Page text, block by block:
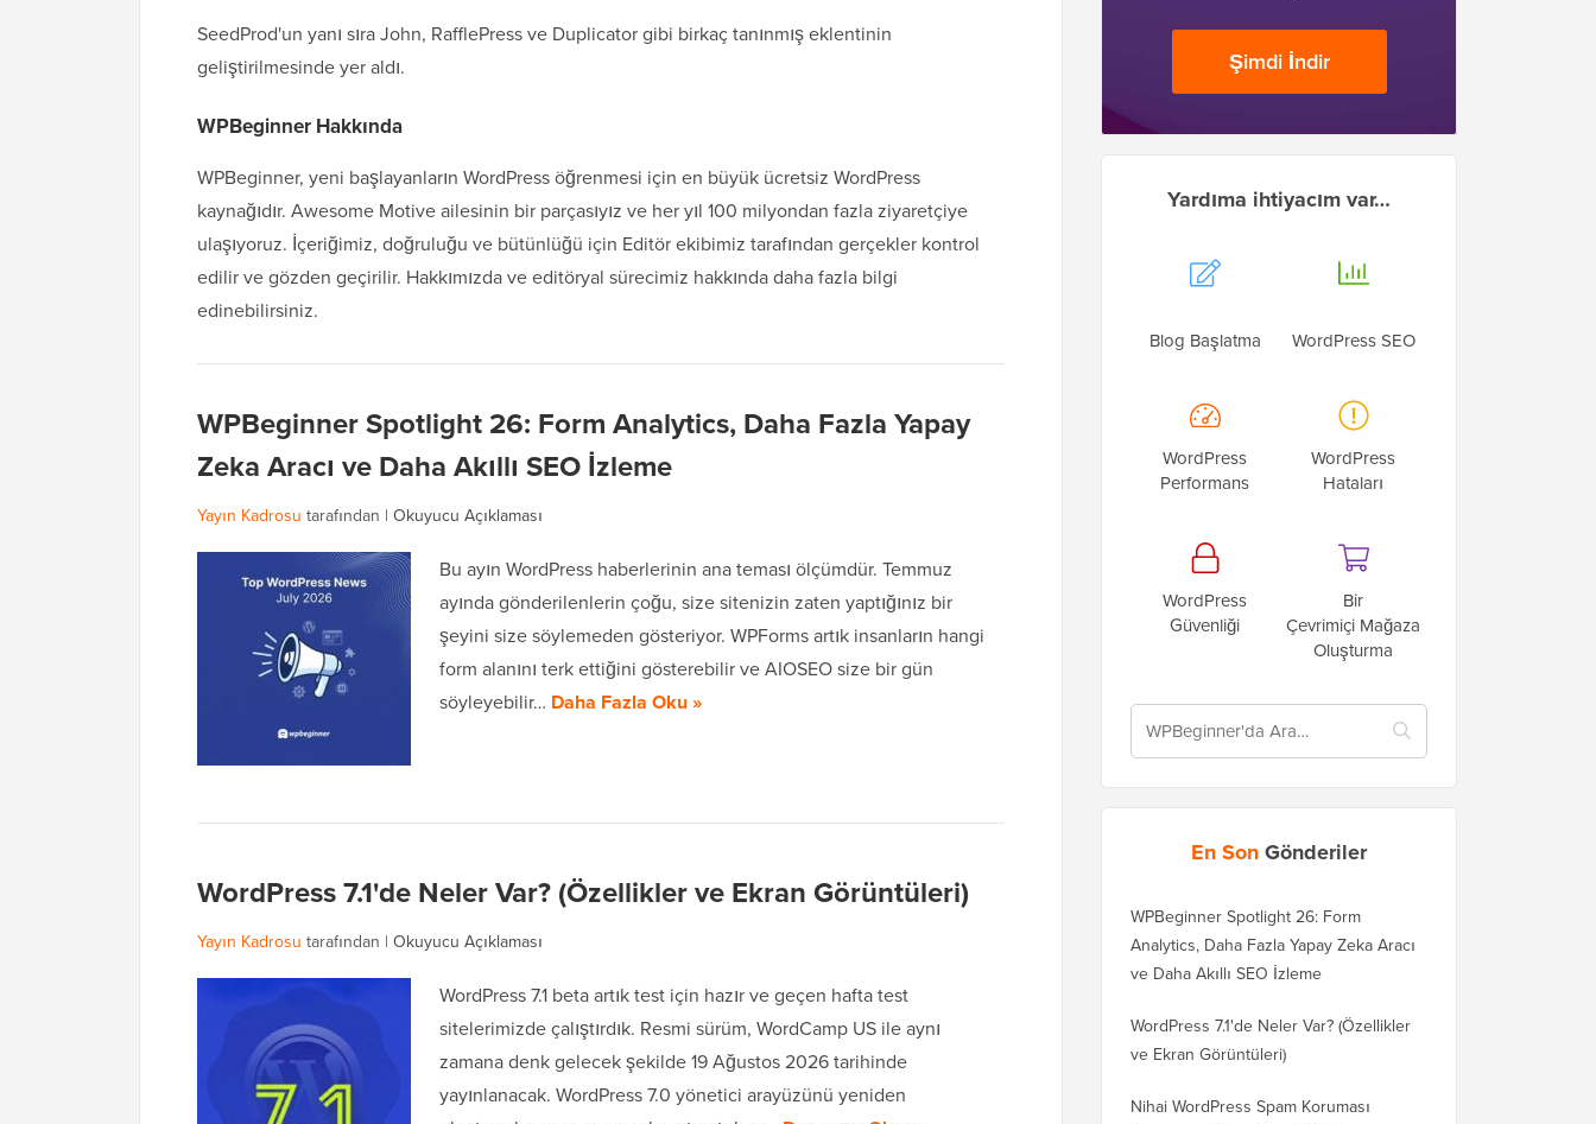
SeedProd'un yanı sıra John, RafflePress ve Duplicator gibi birkaç tanınmış eklentinin
geliştirilmesinde yer aldı.
WPBeginner Hakkında
WPBeginner, yeni başlayanların WordPress öğrenmesi için en büyük ücretsiz WordPress
kaynağıdır. Awesome Motive ailesinin bir parçasıyız ve her yıl 100 milyondan fazla ziyaretçiye
ulaşıyoruz. İçeriğimiz, doğruluğu ve bütünlüğü için Editör ekibimiz tarafından gerçekler kontrol
edilir ve gözden geçirilir. Hakkımızda ve editöryal sürecimiz hakkında daha fazla bilgi
edinebilirsiniz.
WPBeginner Spotlight 26: Form Analytics, Daha Fazla Yapay
Zeka Aracı ve Daha Akıllı SEO İzleme
Yayın Kadrosu tarafından | Okuyucu Açıklaması
Bu ayın WordPress haberlerinin ana teması ölçümdür. Temmuz
ayında gönderilenlerin çoğu, size sitenizin zaten yaptığınız bir
şeyini size söylemeden gösteriyor. WPForms artık insanların hangi
form alanını terk ettiğini gösterebilir ve AIOSEO size bir gün
söyleyebilir… Daha Fazla Oku »
WordPress 7.1'de Neler Var? (Özellikler ve Ekran Görüntüleri)
Yayın Kadrosu tarafından | Okuyucu Açıklaması
WordPress 7.1 beta artık test için hazır ve geçen hafta test
sitelerimizde çalıştırdık. Resmi sürüm, WordCamp US ile aynı
zamana denk gelecek şekilde 19 Ağustos 2026 tarihinde
yayınlanacak. WordPress 7.0 yönetici arayüzünü yeniden
Şimdi İndir
Yardıma ihtiyacım var…
Blog Başlatma WordPress SEO
WordPress
Performans
WordPress
Hataları
WordPress
Güvenliği
Bir
Çevrimiçi Mağaza
Oluşturma
En SonGönderiler
WPBeginner Spotlight 26: Form
Analytics, Daha Fazla Yapay Zeka Aracı
ve Daha Akıllı SEO İzleme
WordPress 7.1'de Neler Var? (Özellikler
ve Ekran Görüntüleri)
Nihai WordPress Spam Koruması